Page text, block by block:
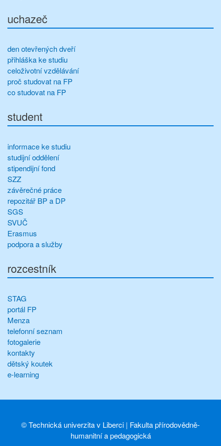
uchazeč
den otevřených dveří
přihláška ke studiu
celoživotní vzdělávání
proč studovat na FP
co studovat na FP
student
informace ke studiu
studijní oddělení
stipendijní fond
SZZ
závěrečné práce
repozitář BP a DP
SGS
SVUČ
Erasmus
podpora a služby
rozcestník
STAG
portál FP
Menza
telefonní seznam
fotogalerie
kontakty
dětský koutek
e-learning
©Technická univerzita v Liberci | Fakulta přírodovědně-
humanitní a pedagogická